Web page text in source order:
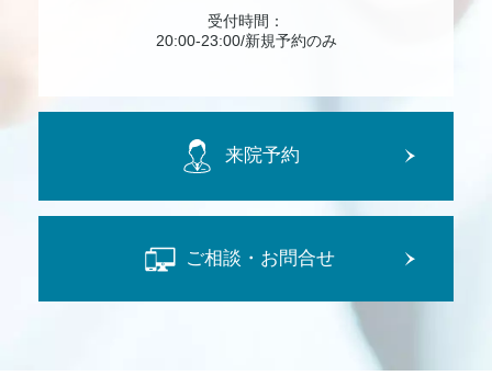
受付時間：
20:00-23:00/新規予約のみ
来院予約
ご相談・お問合せ